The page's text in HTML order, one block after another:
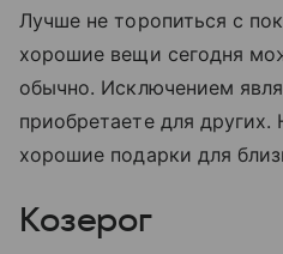
Лучше не торопиться с
хорошие вещи сегодня
обычно. Исключением
приобретаете для других.
хорошие подарки для
Козерог